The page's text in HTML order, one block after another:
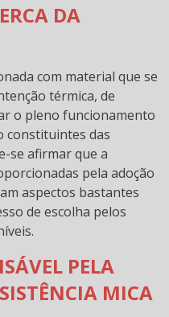
DA
com material que se
térmica, de
o pleno funcionamento
constituintes das
se afirmar que a
pela adoção
aspectos bastantes
de escolha pelos
PELA
MICA